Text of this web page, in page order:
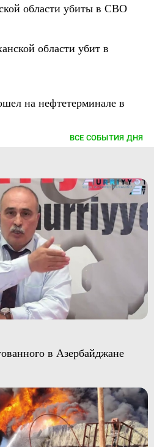
области убиты в СВО
области убит в
на нефтетерминале в
ВСЕ СОБЫТИЯ ДНЯ
в Азербайджане